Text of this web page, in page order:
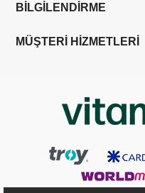
BİLGİLENDİRME
MÜŞTERİ HİZMETLERİ